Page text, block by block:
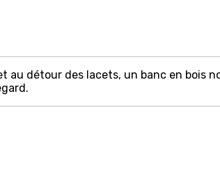
au détour des lacets, un banc en bois